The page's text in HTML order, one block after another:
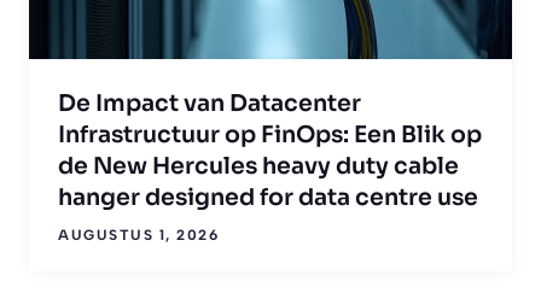
De Impact van Datacenter
Infrastructuur op FinOps: Een Blik op
de New Hercules heavy duty cable
hanger designed for data centre use
AUGUSTUS 1, 2026